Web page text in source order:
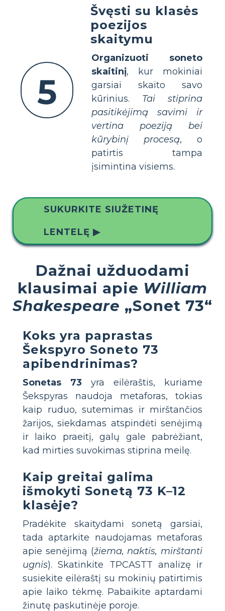
5
Švęsti su klasės
poezijos
skaitymu
Organizuoti soneto
skaitinį, kur mokiniai
garsiai skaito savo
kūrinius. Tai stiprina
pasitikėjimą savimi ir
vertina poeziją bei
kūrybinį procesą, o
patirtis tampa
įsimintina visiems.
SUKURKITE SIUŽETINĘ
LENTELĘ ▶
Dažnai užduodami
klausimai apie William
Shakespeare „Sonet 73“
Koks yra paprastas
Šekspyro Soneto 73
apibendrinimas?
Sonetas 73 yra eilėraštis, kuriame
Šekspyras naudoja metaforas, tokias
kaip ruduo, sutemimas ir mirštančios
žarijos, siekdamas atspindėti senėjimą
ir laiko praeitį, galų gale pabrėžiant,
kad mirties suvokimas stiprina meilę.
Kaip greitai galima
išmokyti Sonetą 73 K–12
klasėje?
Pradėkite skaitydami sonetą garsiai,
tada aptarkite naudojamas metaforas
apie senėjimą (žiema, naktis, mirštanti
ugnis). Skatinkite TPCASTT analizę ir
susiekite eilėraštį su mokinių patirtimis
apie laiko tėkmę. Pabaikite aptardami
žinutę paskutinėje poroje.